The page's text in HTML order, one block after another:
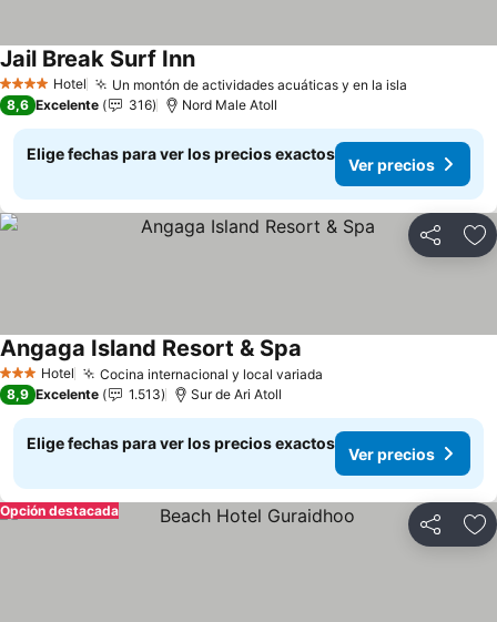
4 EstrellasHotel Un montón de actividades acuáticas y en la isla
Jail Break Surf Inn
8,6 Excelente 316 Nord Male Atoll
Elige fechas para ver los precios exactos
Ver precios
Compartir
3 Estrellas
Hotel Cocina internacional y local variada
Angaga Island Resort & Spa
8,9 Excelente 1.513 Sur de Ari Atoll
Elige fechas para ver los precios exactos
Ver precios
Compartir
Opción destacada